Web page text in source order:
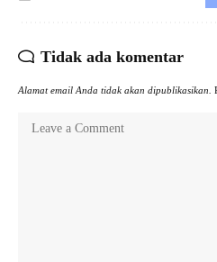
Tidak ada komentar
Alamat email Anda tidak akan dipublikasikan.